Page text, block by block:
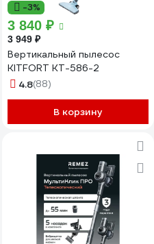
-3%
3 840 ₽
3 949 ₽
Вертикальный пылесос
KITFORT КТ-586-2
4.8(88)
В корзину